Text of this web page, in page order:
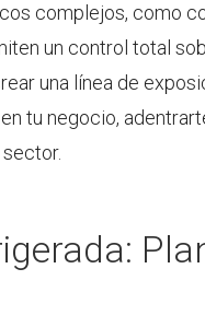
complejos, como
un control total
una línea de
tu negocio,